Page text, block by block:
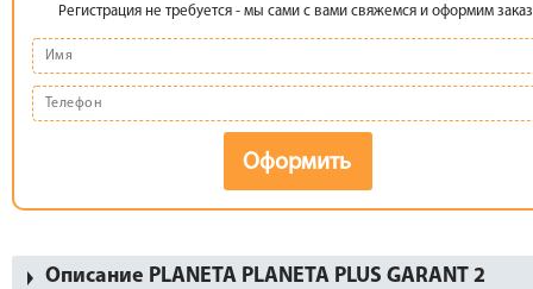
Регистрация не требуется - мы сами с вами свяжемся и оформим
Оформить
Описание PLANETA PLANETA PLUS GARANT 2